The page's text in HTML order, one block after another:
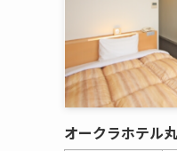
オークラホテル